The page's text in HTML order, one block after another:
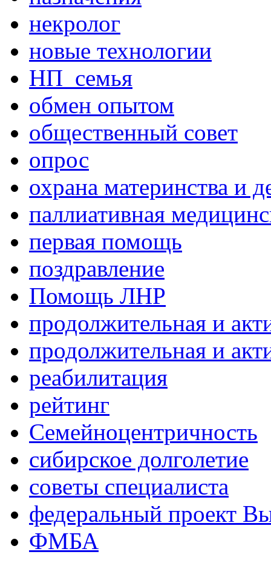
некролог
новые технологии
НП_семья
обмен опытом
общественный совет
опрос
охрана материнства и
паллиативная
первая помощь
поздравление
Помощь ЛНР
продолжительная и
продолжительная и
реабилитация
рейтинг
Семейноцентричность
сибирское долголетие
советы специалиста
федеральный проект
ФМБА